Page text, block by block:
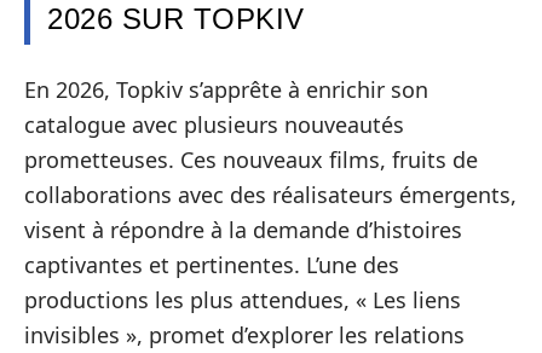
2026 SUR TOPKIV
En 2026, Topkiv s’apprête à enrichir son
catalogue avec plusieurs nouveautés
prometteuses. Ces nouveaux films, fruits de
collaborations avec des réalisateurs émergents,
visent à répondre à la demande d’histoires
captivantes et pertinentes. L’une des
productions les plus attendues, « Les liens
invisibles », promet d’explorer les relations